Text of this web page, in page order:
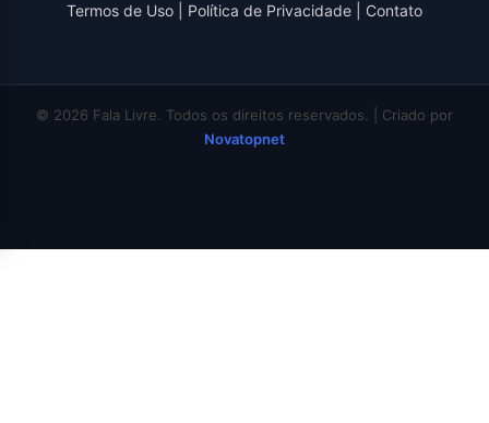
Termos de Uso
Política de Privacidade Contato
© 2026 Fala Livre. Todos os direitos reservados. | Criado por
Novatopnet